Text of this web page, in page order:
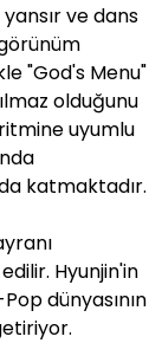
ve dans
"God's Menu"
olduğunu
uyumlu
katmaktadır.
Hyunjin'in
dünyasının